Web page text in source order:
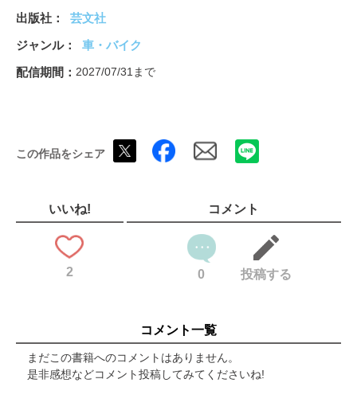
e★camion navi
ハッピーハウス
CAMION SPECIAL 有名ショップ＆メーカーの最新トレンドはこ
れだ！ プロ推し最旬パーツランキング2026
バックナンバー案内
ショッフ?メーカーリスト
ックフォトギャラリーPart2
MODELLERS' CLUB COLLECTION モデラーズクラブ作品集
2026 Vol.1
ユーロスタイル通信
THE F1RST SHOT season4
出版社
芸文社
ジャンル
車・バイク
配信期間
2027/07/31まで
この作品をシェア
いいね!
2
コメント
0 投稿する
コメント一覧
まだこの書籍へのコメントはありません。
是非感想などコメント投稿してみてくださいね!